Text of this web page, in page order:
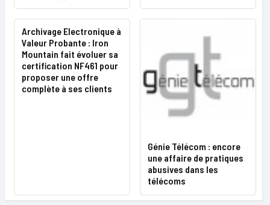
Archivage Electronique à
Valeur Probante : Iron
Mountain fait évoluer sa
certification NF461 pour
proposer une offre
complète à ses clients
Génie Télécom : encore
une affaire de pratiques
abusives dans les
télécoms